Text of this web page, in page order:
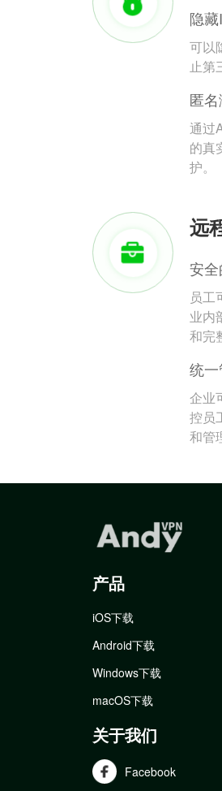
隐
可以
止第
匿
通过
的真
护。
远
安
员工
业内
和完
统
企业
控员
和管
产品
iOS下载
Android下载
Windows下载
macOS下载
关于我们
Facebook